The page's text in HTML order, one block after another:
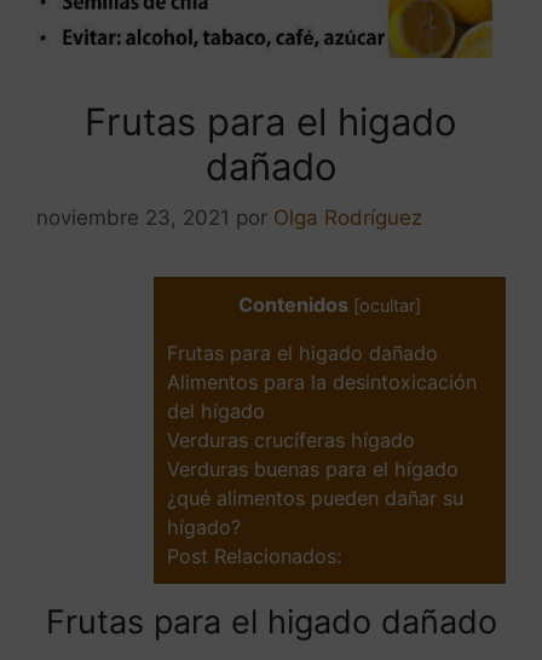
Frutas para el higado
dañado
noviembre 23, 2021 por Olga Rodríguez
Contenidos [ocultar]
Frutas para el higado dañado
Alimentos para la desintoxicación
del hígado
Verduras crucíferas hígado
Verduras buenas para el hígado
¿qué alimentos pueden dañar su
hígado?
Post Relacionados:
Frutas para el higado dañado